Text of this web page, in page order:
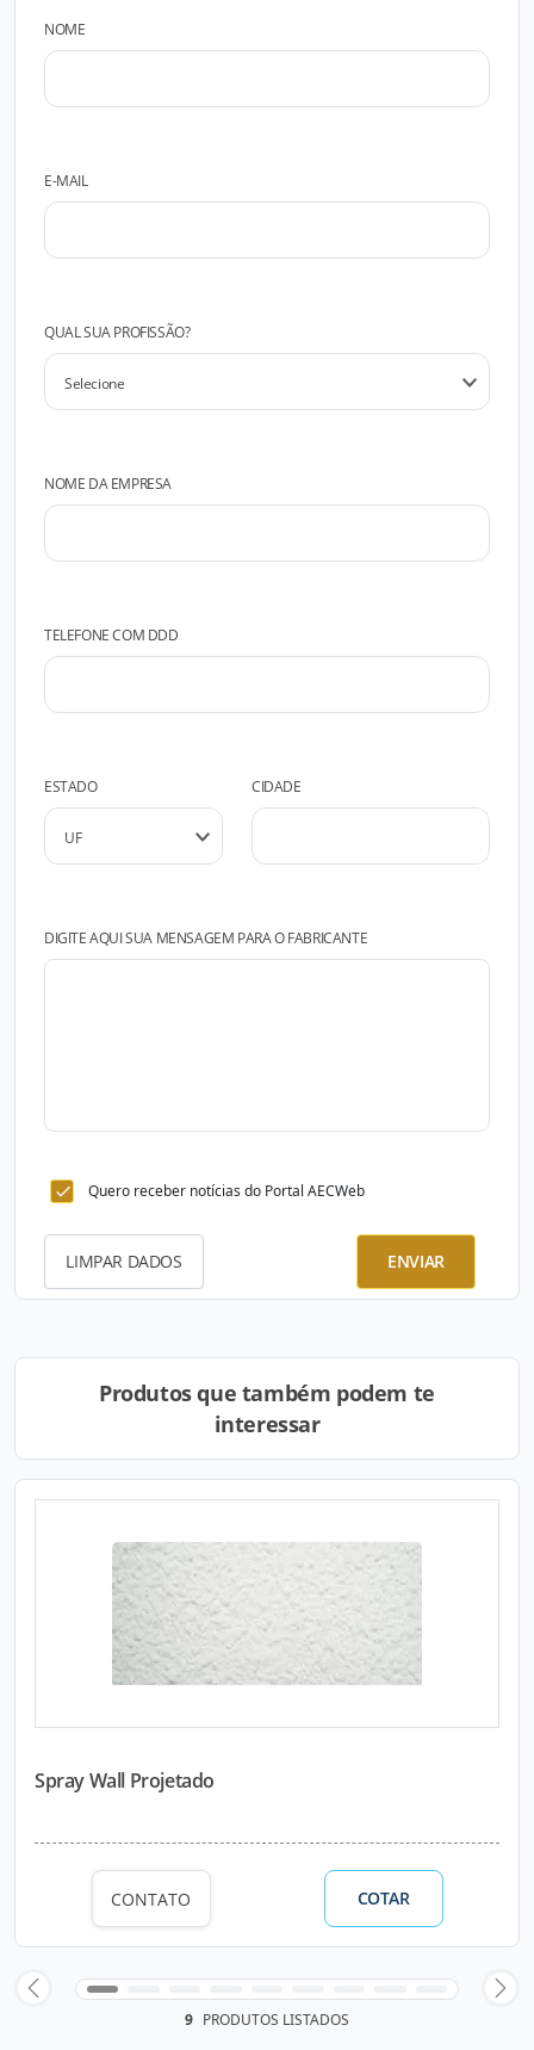
NOME
E-MAIL
QUAL SUA PROFISSÃO?
NOME DA EMPRESA
TELEFONE COM DDD
ESTADO CIDADE
DIGITE AQUI SUA MENSAGEM PARA O FABRICANTE
Quero receber notícias do Portal AECWeb
LIMPAR DADOS ENVIAR
Produtos que também podem te
interessar
Spray Wall Projetado
CONTATO COTAR
9 PRODUTOS LISTADOS